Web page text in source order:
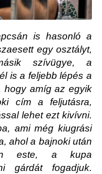
is hasonló a
egy osztályt,
szívügye, a
is a feljebb lépés a
hogy amíg az egyik
cím a feljutásra,
lehet ezt kivívni.
ami még kiugrási
ahol a bajnoki után
este, a kupa
gárdát fogadjuk.